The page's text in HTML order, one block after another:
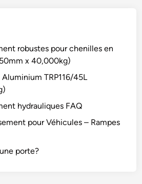
robustes pour chenilles en
x 40,000kg)
Aluminium TRP116/45L
hydrauliques FAQ
pour Véhicules – Rampes
porte?